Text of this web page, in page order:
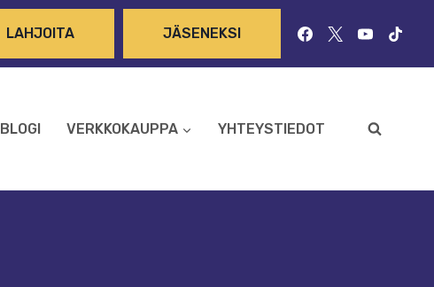
LAHJOITA JÄSENEKSI
BLOGI VERKKOKAUPPA YHTEYSTIEDOT